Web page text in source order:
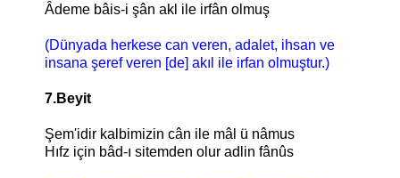
Âdeme bâis-i şân akl ile irfân olmuş
(Dünyada herkese can veren, adalet, ihsan ve
insana şeref veren [de] akıl ile irfan olmuştur.)
7.Beyit
Şem'idir kalbimizin cân ile mâl ü nâmus
Hıfz için bâd-ı sitemden olur adlin fânûs